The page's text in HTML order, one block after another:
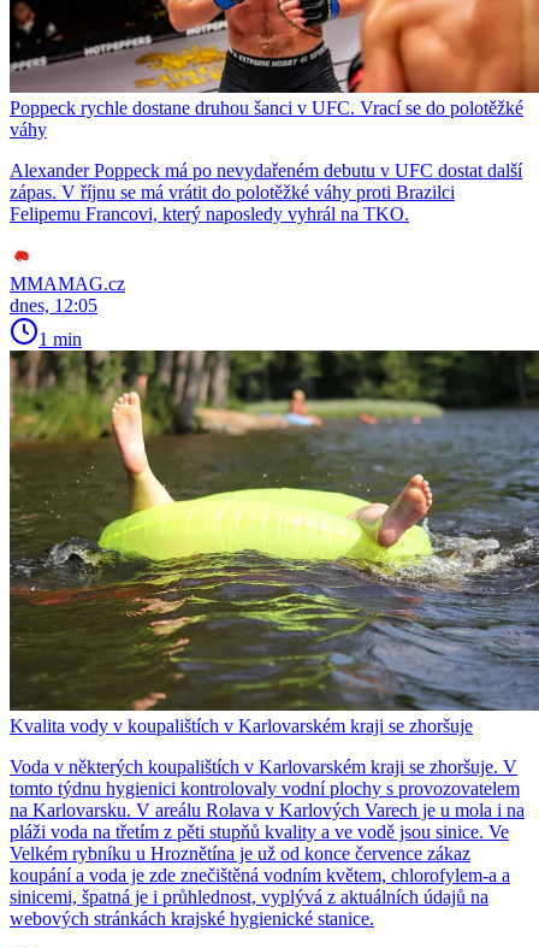
Poppeck rychle dostane druhou šanci v UFC. Vrací se do polotěžké
váhy
Alexander Poppeck má po nevydařeném debutu v UFC dostat další
zápas. V říjnu se má vrátit do polotěžké váhy proti Brazilci
Felipemu Francovi, který naposledy vyhrál na TKO.
MMAMAG.cz
dnes, 12:05
1 min
Kvalita vody v koupalištích v Karlovarském kraji se zhoršuje
Voda v některých koupalištích v Karlovarském kraji se zhoršuje. V
tomto týdnu hygienici kontrolovaly vodní plochy s provozovatelem
na Karlovarsku. V areálu Rolava v Karlových Varech je u mola i na
pláži voda na třetím z pěti stupňů kvality a ve vodě jsou sinice. Ve
Velkém rybníku u Hroznětína je už od konce července zákaz
koupání a voda je zde znečištěná vodním květem, chlorofylem-a a
sinicemi, špatná je i průhlednost, vyplývá z aktuálních údajů na
webových stránkách krajské hygienické stanice.